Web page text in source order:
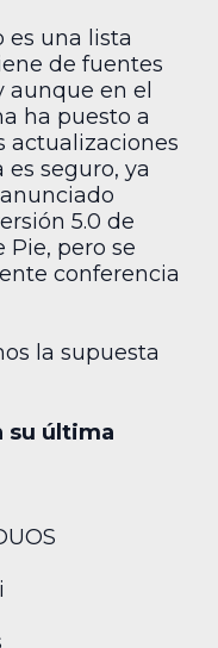
es una lista
de fuentes
aunque en el
ha puesto a
actualizaciones
seguro, ya
5.0 de
pero se
conferencia
la supuesta
su última